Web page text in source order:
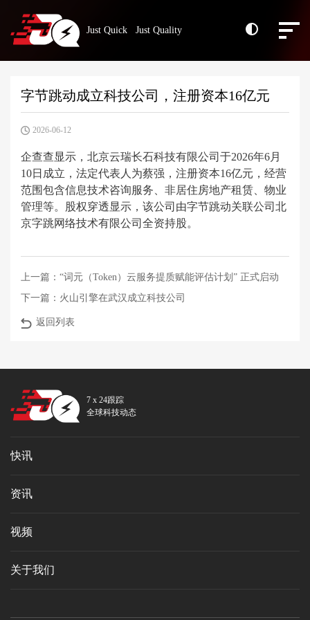
Just Quick Just Quality
字节跳动成立科技公司，注册资本16亿元
2026-06-12
企查查显示，北京云瑞长石科技有限公司于2026年6月
10日成立，法定代表人为蔡强，注册资本16亿元，经营
范围包含信息技术咨询服务、非居住房地产租赁、物业
管理等。股权穿透显示，该公司由字节跳动关联公司北
京字跳网络技术有限公司全资持股。
上一篇： “词元（Token）云服务提质赋能评估计划” 正式启动
下一篇： 火山引擎在武汉成立科技公司
返回列表
7 x 24跟踪
全球科技动态
快讯
资讯
视频
关于我们